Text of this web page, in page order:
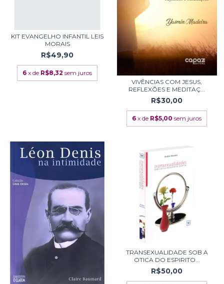
KIT EVANGELHO INFANTIL LEIS
MORAIS
R$49,90
6 x de R$8,32 sem juros
VIVÊNCIAS COM JESUS,
REFLEXÕES E MEDITAÇ...
R$30,00
6 x de R$5,00 sem juros
TRANSEXUALIDADE SOB A
OTICA DO ESPIRITO...
R$50,00